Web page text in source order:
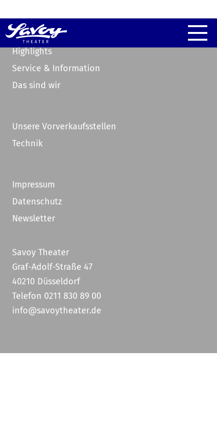
Highlights
Service & Information
Das sind wir
Unsere Vorverkaufsstellen
Technik
Impressum
Datenschutz
Newsletter
Savoy Theater
Graf-Adolf-Straße 47
40210 Düsseldorf
Telefon 0211 830 89 00
info@savoytheater.de